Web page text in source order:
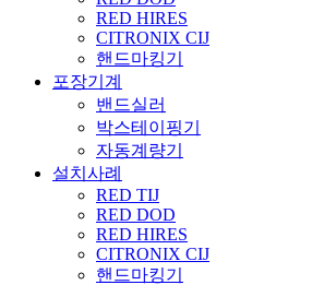
RED HIRES
CITRONIX CIJ
핸드마킹기
포장기계
밴드실러
박스테이핑기
자동계량기
설치사례
RED TIJ
RED DOD
RED HIRES
CITRONIX CIJ
핸드마킹기